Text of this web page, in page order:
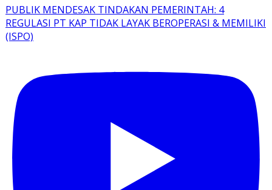
PUBLIK MENDESAK TINDAKAN PEMERINTAH: 4
REGULASI PT KAP TIDAK LAYAK BEROPERASI & MEMILIKI
(ISPO)